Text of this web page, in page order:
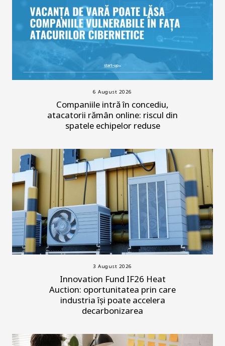
6 August 2026
Companiile intră în concediu,
atacatorii rămân online: riscul din
spatele echipelor reduse
3 August 2026
Innovation Fund IF26 Heat
Auction: oportunitatea prin care
industria își poate accelera
decarbonizarea